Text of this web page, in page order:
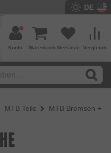
DE
Vergleich
Merkliste
Warenkorb
Konto
MTB Teile
MTB Bremsen +